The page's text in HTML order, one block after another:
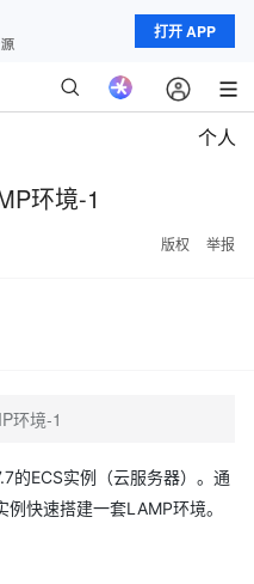
打开 APP
个人
环境-1
版权 举报
环境-1
的ECS实例（云服务器）。通
快速搭建一套LAMP环境。